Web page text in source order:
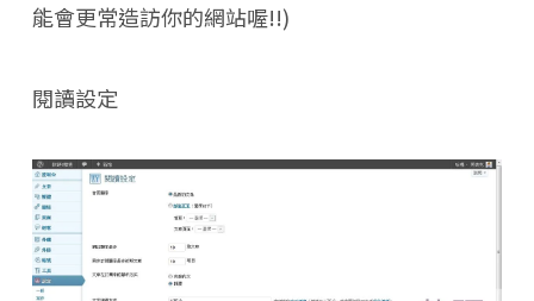
能會更常造訪你的網站喔!!)
閱讀設定